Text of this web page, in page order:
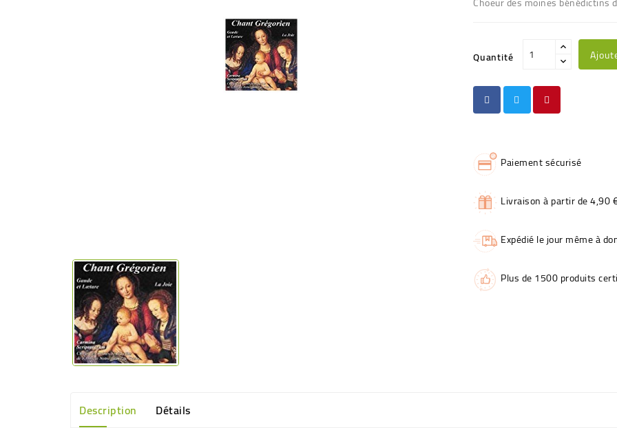
Quantité
Paiement sécurisé
Livraison à partir de 4,90
Expédié le jour même à
Plus de 1500 produits
Description Détails